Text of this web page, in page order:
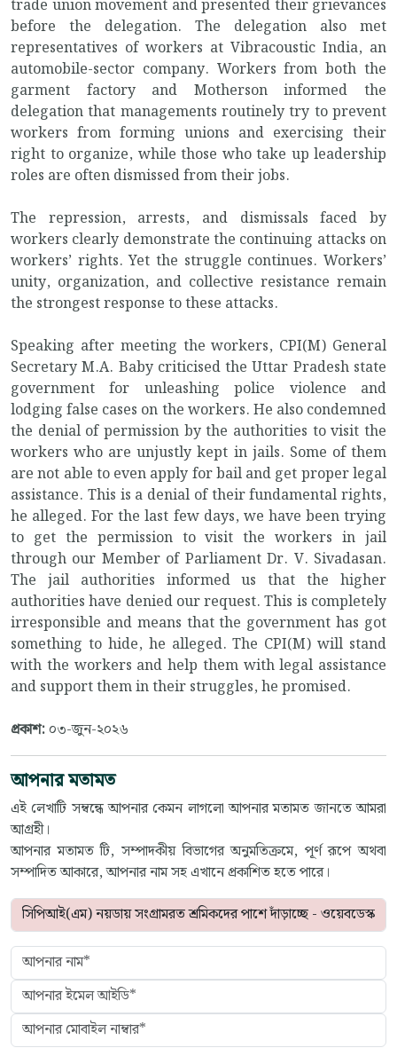
trade union movement and presented their grievances
before the delegation. The delegation also met
representatives of workers at Vibracoustic India, an
automobile-sector company. Workers from both the
garment factory and Motherson informed the
delegation that managements routinely try to prevent
workers from forming unions and exercising their
right to organize, while those who take up leadership
roles are often dismissed from their jobs.
The repression, arrests, and dismissals faced by
workers clearly demonstrate the continuing attacks on
workers’ rights. Yet the struggle continues. Workers’
unity, organization, and collective resistance remain
the strongest response to these attacks.
Speaking after meeting the workers, CPI(M) General
Secretary M.A. Baby criticised the Uttar Pradesh state
government for unleashing police violence and
lodging false cases on the workers. He also condemned
the denial of permission by the authorities to visit the
workers who are unjustly kept in jails. Some of them
are not able to even apply for bail and get proper legal
assistance. This is a denial of their fundamental rights,
he alleged. For the last few days, we have been trying
to get the permission to visit the workers in jail
through our Member of Parliament Dr. V. Sivadasan.
The jail authorities informed us that the higher
authorities have denied our request. This is completely
irresponsible and means that the government has got
something to hide, he alleged. The CPI(M) will stand
with the workers and help them with legal assistance
and support them in their struggles, he promised.
প্রকাশ: ০৩-জুন-২০২৬
আপনার মতামত
এই লেখাটি সম্বন্ধে আপনার কেমন লাগলো আপনার মতামত জানতে আমরা
আগ্রহী।
আপনার মতামত টি, সম্পাদকীয় বিভাগের অনুমতিক্রমে, পূর্ণ রূপে অথবা
সম্পাদিত আকারে, আপনার নাম সহ এখানে প্রকাশিত হতে পারে।